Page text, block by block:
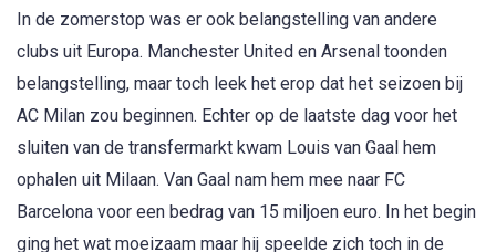
In de zomerstop was er ook belangstelling van andere
clubs uit Europa. Manchester United en Arsenal toonden
belangstelling, maar toch leek het erop dat het seizoen bij
AC Milan zou beginnen. Echter op de laatste dag voor het
sluiten van de transfermarkt kwam Louis van Gaal hem
ophalen uit Milaan. Van Gaal nam hem mee naar FC
Barcelona voor een bedrag van 15 miljoen euro. In het begin
ging het wat moeizaam maar hij speelde zich toch in de